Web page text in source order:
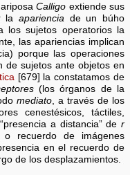
Calligo extiende sus
la aparienciade un búho
los sujetos operatorios la
las apariencias implican
porque las operaciones
de sujetos ante objetos en
[679] la constatamos de
(los órganos de la
mediato, a través de los
cenestésicos, táctiles,
a distancia” de r
recuerdo de imágenes
en el recuerdo de
de los desplazamientos.